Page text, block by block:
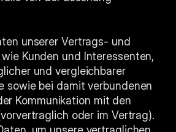
unserer Vertrags- und
Kunden und Interessenten,
und vergleichbarer
sowie bei damit verbundenen
Kommunikation mit den
oder im Vertrag).